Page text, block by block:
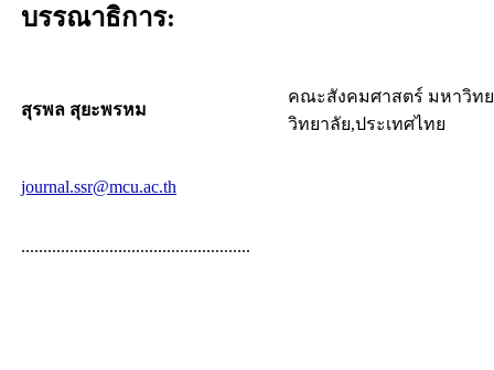
บรรณาธิการ:
สุรพล สุยะพรหม
คณะสังคมศาสตร์ มหาวิท
วิทยาลัย,ประเทศไทย
journal.ssr@mcu.ac.th
....................................................